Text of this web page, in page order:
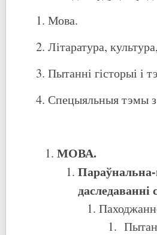
1. Мова.
2. Літаратура,
3. Пытанні гісторыі і
4. Спецыяльныя тэмы
МОВА.
даследаванні